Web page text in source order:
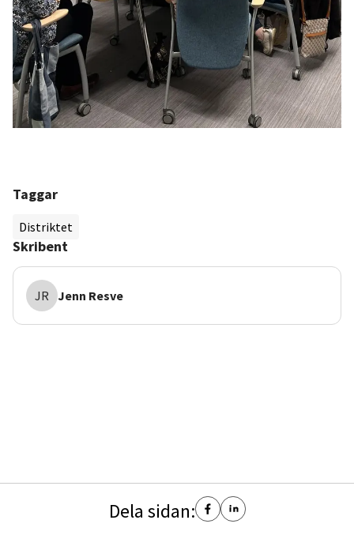
Taggar
Distriktet
Skribent
JR Jenn Resve
Dela sidan: